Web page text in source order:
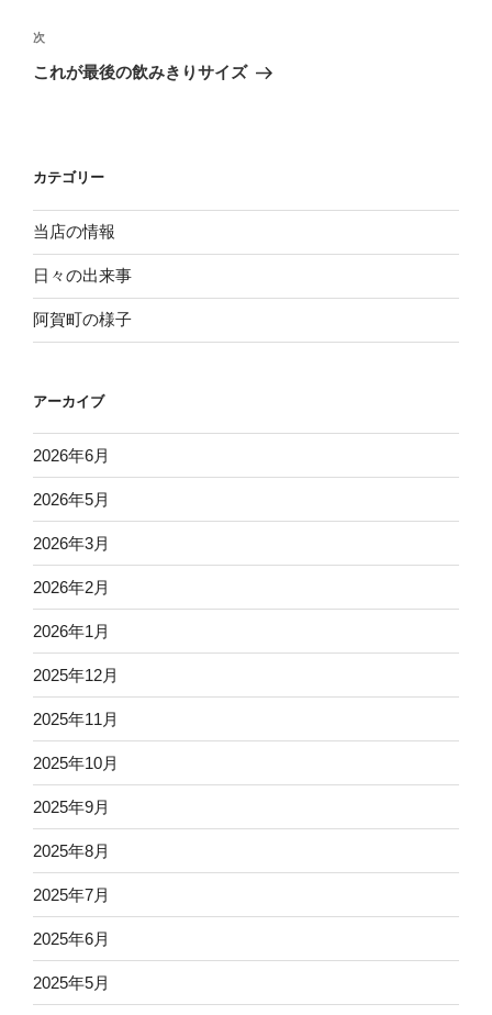
ビ
ゲ
ン
投
稿
次
の
次
これが最後の飲みきりサイズ
カテゴリー
当店の情報
日々の出来事
阿賀町の様子
アーカイブ
2026年6月
2026年5月
2026年3月
2026年2月
2026年1月
2025年12月
2025年11月
2025年10月
2025年9月
2025年8月
2025年7月
2025年6月
2025年5月